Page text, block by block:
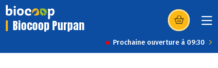
Biocoop Purpan (s’ouvre dans
Prochaine ouverture à 09:30